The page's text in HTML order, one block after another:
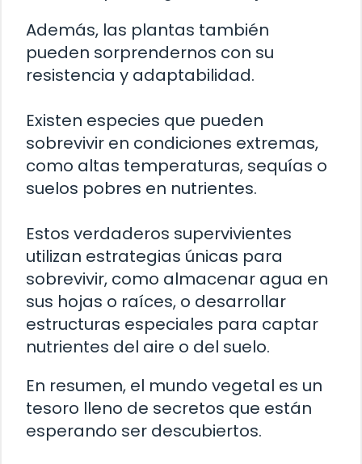
Además, las plantas también
pueden sorprendernos con su
resistencia y adaptabilidad.
Existen especies que pueden
sobrevivir en condiciones extremas,
como altas temperaturas, sequías o
suelos pobres en nutrientes.
Estos verdaderos supervivientes
utilizan estrategias únicas para
sobrevivir, como almacenar agua en
sus hojas o raíces, o desarrollar
estructuras especiales para captar
nutrientes del aire o del suelo.
En resumen, el mundo vegetal es un
tesoro lleno de secretos que están
esperando ser descubiertos.